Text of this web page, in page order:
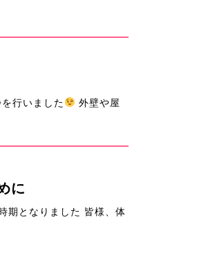
行いました
外壁や屋
に
期となりました 皆様、体